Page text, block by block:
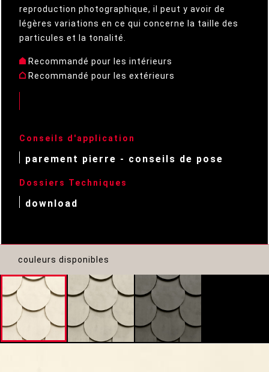
reproduction photographique, il peut y avoir de
légères variations en ce qui concerne la taille des
particules et la tonalité.
Recommandé pour les intérieurs
Recommandé pour les extérieurs
Conseils d'application
parement pierre - conseils de pose
Dossiers Techniques
download
couleurs disponibles